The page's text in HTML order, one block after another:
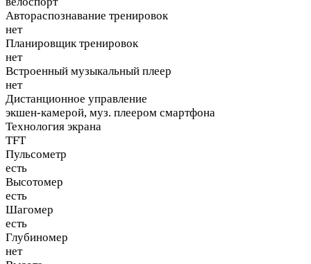
Автораспознавание тренировок
нет
Планировщик тренировок
нет
Встроенный музыкальный плеер
нет
Дистанционное управление
экшен-камерой, муз. плеером смартфона
Технология экрана
TFT
Пульсометр
есть
Высотомер
есть
Шагомер
есть
Глубиномер
нет